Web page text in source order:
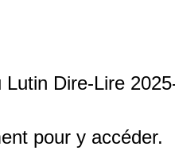
Dire-Lire
pour y accéder.